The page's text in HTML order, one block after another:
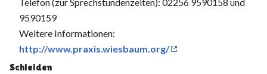
Telefon (zur Sprechstundenzeiten): 02256 9590158 und
9590159
Weitere Informationen:
http://www.praxis.wiesbaum.org/
Schleiden